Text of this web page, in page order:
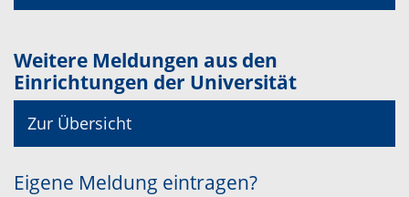
Weitere Meldungen aus den
Einrichtungen der Universität
Zur Übersicht
Eigene Meldung eintragen?